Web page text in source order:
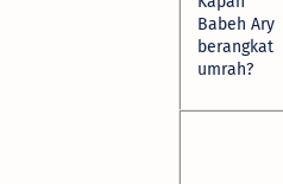
Babeh Ary
berangkat
umrah?